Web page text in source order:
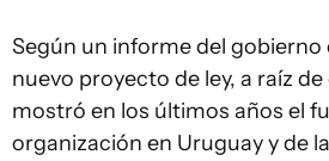
Según un informe del gobierno
nuevo proyecto de ley, a raíz
mostró en los últimos años el
organización en Uruguay y de